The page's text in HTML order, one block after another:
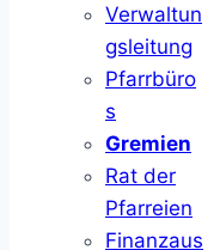
Verwaltun
gsleitung
Pfarrbüro
s
Gremien
Rat der
Pfarreien
Finanzaus